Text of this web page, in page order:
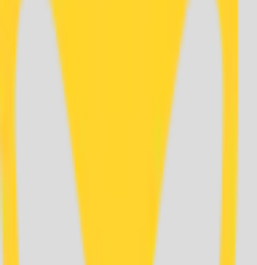
시/도 선택 시/군/구 선택
시/도 선택 시/군/구 선택
개의 지점 이 검색되었어요.
모두보기
지점 데이터가 없습니다.
개인정보처리방침
(주)드라이빙존 운전면허